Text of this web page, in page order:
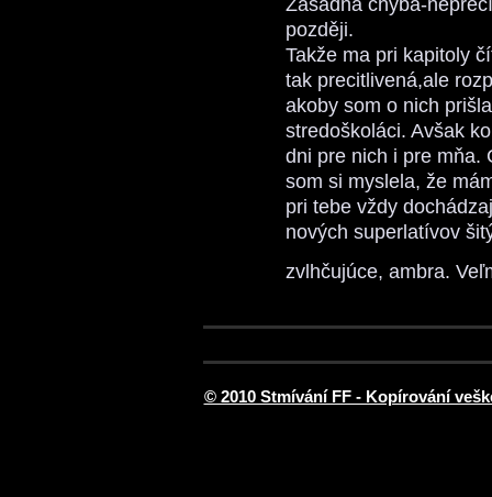
Zásadná chyba-
později.
Takže ma pri kapitoly
tak precitlivená,ale
akoby som o nich
stredoškoláci. Avšak
dni pre nich i pre mňa.
som si myslela, že
pri tebe vždy
nových superlatívov
zvlhčujúce, ambra.
© 2010 Stmívání FF - Kopírování